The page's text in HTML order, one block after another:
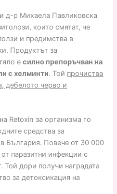
д-р Михаела Павликовска
които смятат, че
и предимства в
Продуктът за
есилно препоръчван на
с хелминти. Той прочиства
дебелото черво и
Retoxin за организма го
средства за
България. Повече от 30 000
паразитни инфекции с
Той дори получи наградата
за детоксикация на